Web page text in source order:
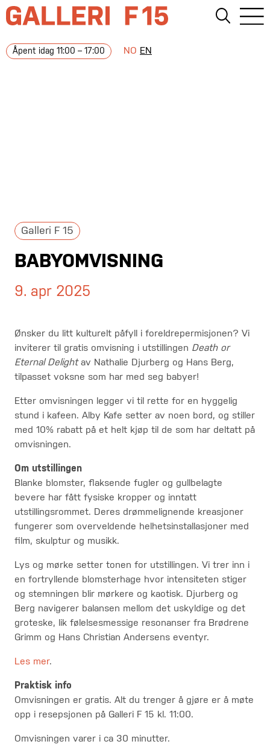
Åpent idag 11:00 – 17:00 NO EN
Galleri F 15
BABYOMVISNING
9. apr 2025
Ønsker du litt kulturelt påfyll i foreldrepermisjonen? Vi
inviterer til gratis omvisning i utstillingen Death or
Eternal Delightav Nathalie Djurberg og Hans Berg,
tilpasset voksne som har med seg babyer!
Etter omvisningen legger vi til rette for en hyggelig
stund i kafeen. Alby Kafe setter av noen bord, og stiller
med 10% rabatt på et helt kjøp til de som har deltatt på
omvisningen.
Om utstillingen
Blanke blomster, flaksende fugler og gullbelagte
bevere har fått fysiske kropper og inntatt
utstillingsrommet. Deres drømmelignende kreasjoner
fungerer som overveldende helhetsinstallasjoner med
film, skulptur og musikk.
Lys og mørke setter tonen for utstillingen. Vi trer inn i
en fortryllende blomsterhage hvor intensiteten stiger
og stemningen blir mørkere og kaotisk. Djurberg og
Berg navigerer balansen mellom det uskyldige og det
groteske, lik følelsesmessige resonanser fra Brødrene
Grimm og Hans Christian Andersens eventyr.
Les mer.
Praktisk info
Omvisningen er gratis. Alt du trenger å gjøre er å møte
opp i resepsjonen på Galleri F 15 kl. 11:00.
Omvisningen varer i ca 30 minutter.